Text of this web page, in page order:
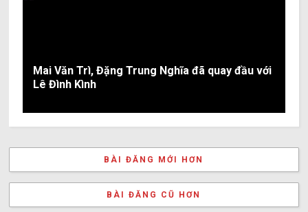
Mai Văn Trì, Đặng Trung Nghĩa đã quay đầu với
Lê Đình Kình
BÀI ĐĂNG MỚI HƠN
BÀI ĐĂNG CŨ HƠN